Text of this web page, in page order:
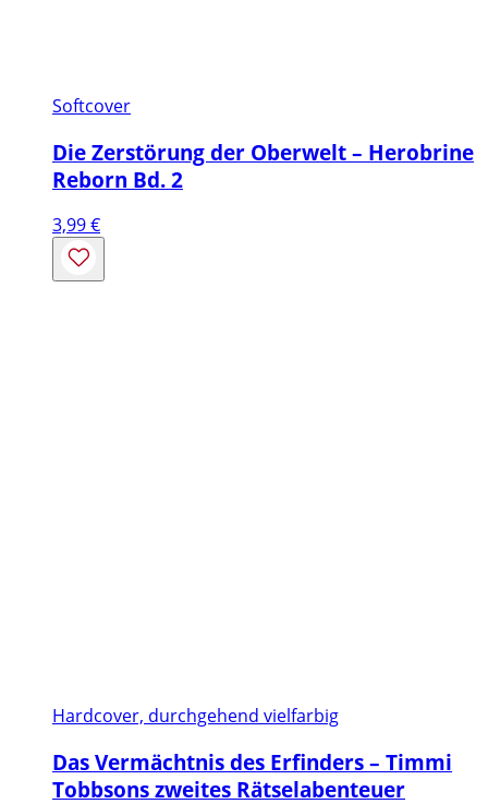
Softcover
Die Zerstörung der Oberwelt – Herobrine
Reborn Bd. 2
3,99€
Hardcover, durchgehend vielfarbig
Das Vermächtnis des Erfinders – Timmi
Tobbsons zweites Rätselabenteuer